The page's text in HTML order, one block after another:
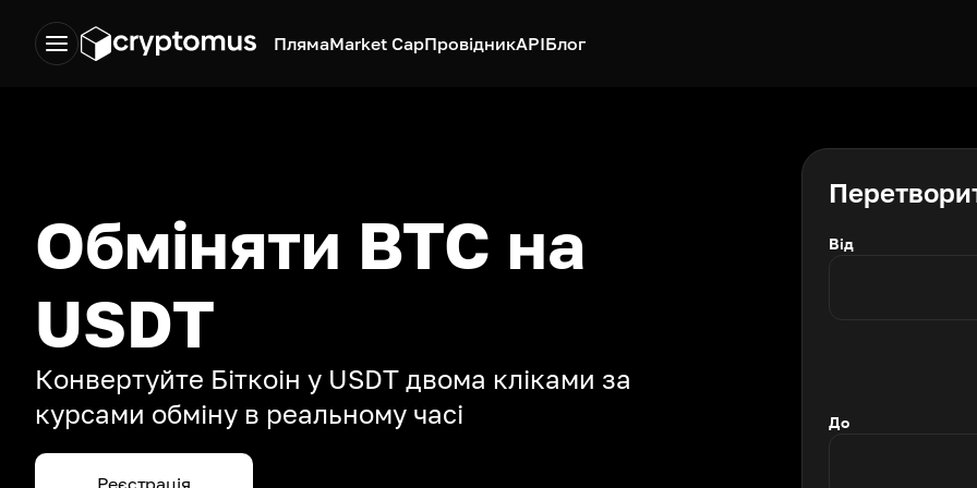
ПлямаMarket CapПровідникAPIБлог
Обміняти BTC на
USDT
Конвертуйте Біткоін у USDT двома кліками за
курсами обміну в реальному часі
Реєстрація
Від
До